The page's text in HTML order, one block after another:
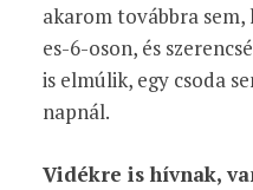
akarom továbbra sem,
es-6-oson, és
is elmúlik, egy csoda
napnál.
Vidékre is hívnak,